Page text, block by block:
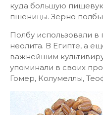
куда большую
пшеницы. Зерно
Полбу использовали
неолита. В Египте, а
важнейшим
упоминали в своих
Гомер, Колумеллы,